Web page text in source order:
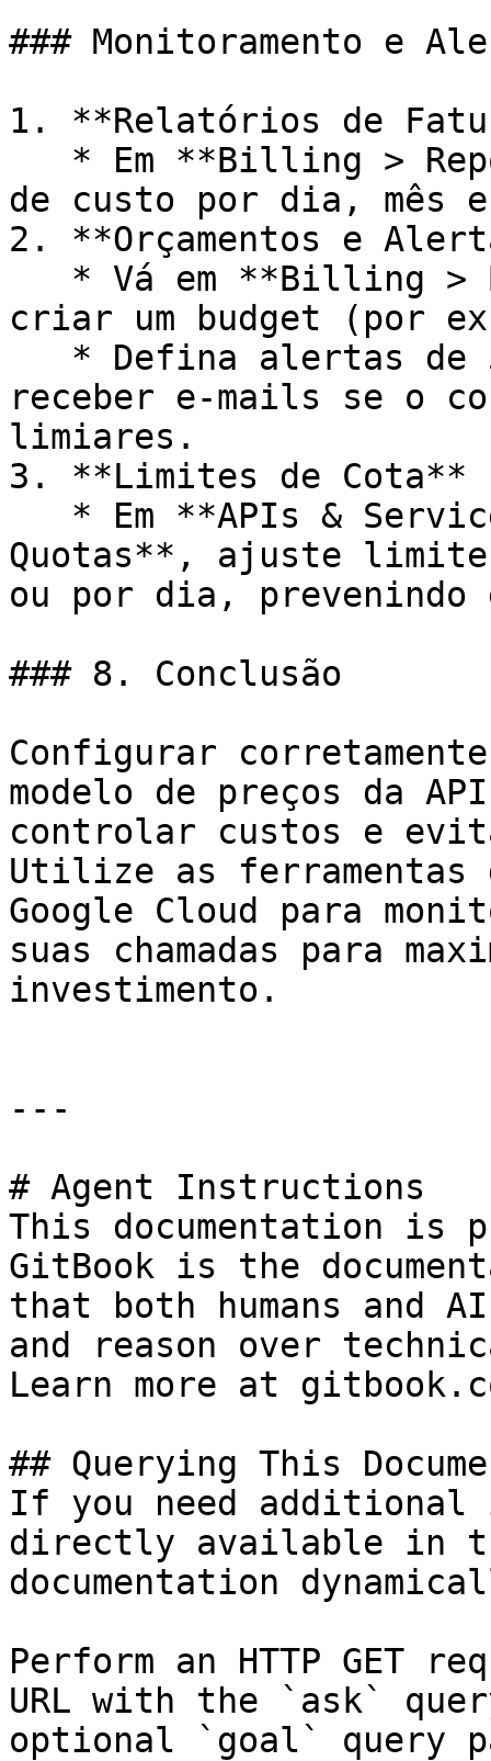
### Monitoramento e
1. **Relatórios de
de custo por dia, mês
2. **Orçamentos e
criar um budget (por
receber e-mails se o
limiares.
3. **Limites de Cota**
Quotas**, ajuste
ou por dia, prevenindo
### 8. Conclusão
Configurar
modelo de preços da
controlar custos e
Utilize as ferramentas
Google Cloud para
suas chamadas para
investimento.
---
# Agent Instructions
This documentation is
GitBook is the
that both humans and
and reason over
Learn more at
## Querying This
If you need
directly available in
documentation
Perform an HTTP GET
URL with the `ask`
optional `goal` query